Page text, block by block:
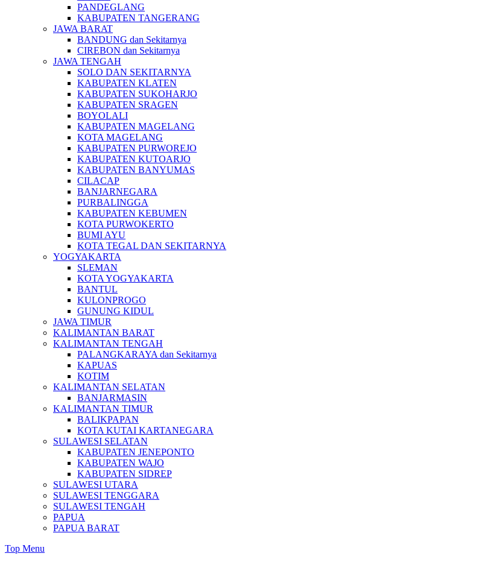
PANDEGLANG
KABUPATEN TANGERANG
JAWA BARAT
BANDUNG dan Sekitarnya
CIREBON dan Sekitarnya
JAWA TENGAH
SOLO DAN SEKITARNYA
KABUPATEN KLATEN
KABUPATEN SUKOHARJO
KABUPATEN SRAGEN
BOYOLALI
KABUPATEN MAGELANG
KOTA MAGELANG
KABUPATEN PURWOREJO
KABUPATEN KUTOARJO
KABUPATEN BANYUMAS
CILACAP
BANJARNEGARA
PURBALINGGA
KABUPATEN KEBUMEN
KOTA PURWOKERTO
BUMI AYU
KOTA TEGAL DAN SEKITARNYA
YOGYAKARTA
SLEMAN
KOTA YOGYAKARTA
BANTUL
KULONPROGO
GUNUNG KIDUL
JAWA TIMUR
KALIMANTAN BARAT
KALIMANTAN TENGAH
PALANGKARAYA dan Sekitarnya
KAPUAS
KOTIM
KALIMANTAN SELATAN
BANJARMASIN
KALIMANTAN TIMUR
BALIKPAPAN
KOTA KUTAI KARTANEGARA
SULAWESI SELATAN
KABUPATEN JENEPONTO
KABUPATEN WAJO
KABUPATEN SIDREP
SULAWESI UTARA
SULAWESI TENGGARA
SULAWESI TENGAH
PAPUA
PAPUA BARAT
Top Menu